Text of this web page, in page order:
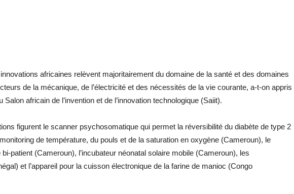
africaines relèvent majoritairement du domaine de la santé et des domaines
de la mécanique, de l’électricité et des nécessités de la vie courante, a-t-on appris
Salon africain de l’invention et de l’innovation technologique (Saiit).
figurent le scanner psychosomatique qui permet la réversibilité du diabète de type 2
de température, du pouls et de la saturation en oxygène (Cameroun), le
patient (Cameroun), l’incubateur néonatal solaire mobile (Cameroun), les
et l’appareil pour la cuisson électronique de la farine de manioc (Congo